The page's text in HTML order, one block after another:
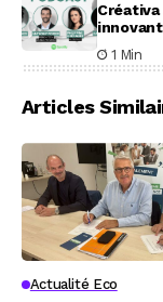
1 Min
Articles
Actualité Eco